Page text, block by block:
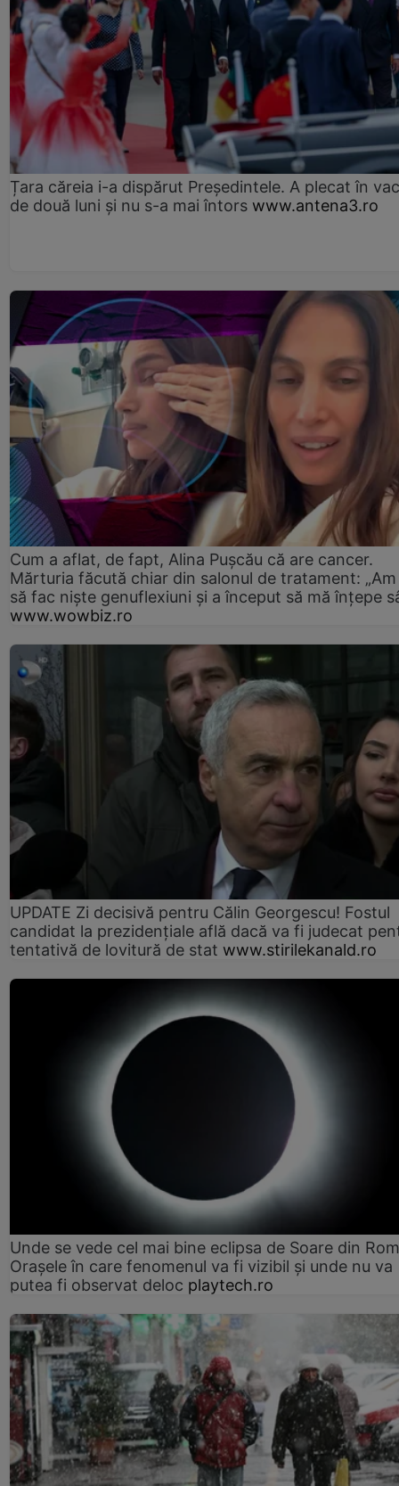
Țara căreia i-a dispărut Președintele. A plecat în
de două luni și nu s-a mai întors www.antena3.ro
Cum a aflat, de fapt, Alina Pușcău că are cancer.
Mărturia făcută chiar din salonul de tratament:
să fac niște genuflexiuni și a început să mă înțepe
www.wowbiz.ro
UPDATE Zi decisivă pentru Călin Georgescu! Fostul
candidat la prezidențiale află dacă va fi judecat
tentativă de lovitură de stat www.stirilekanald.ro
Unde se vede cel mai bine eclipsa de Soare din
Orașele în care fenomenul va fi vizibil și unde nu va
putea fi observat deloc playtech.ro